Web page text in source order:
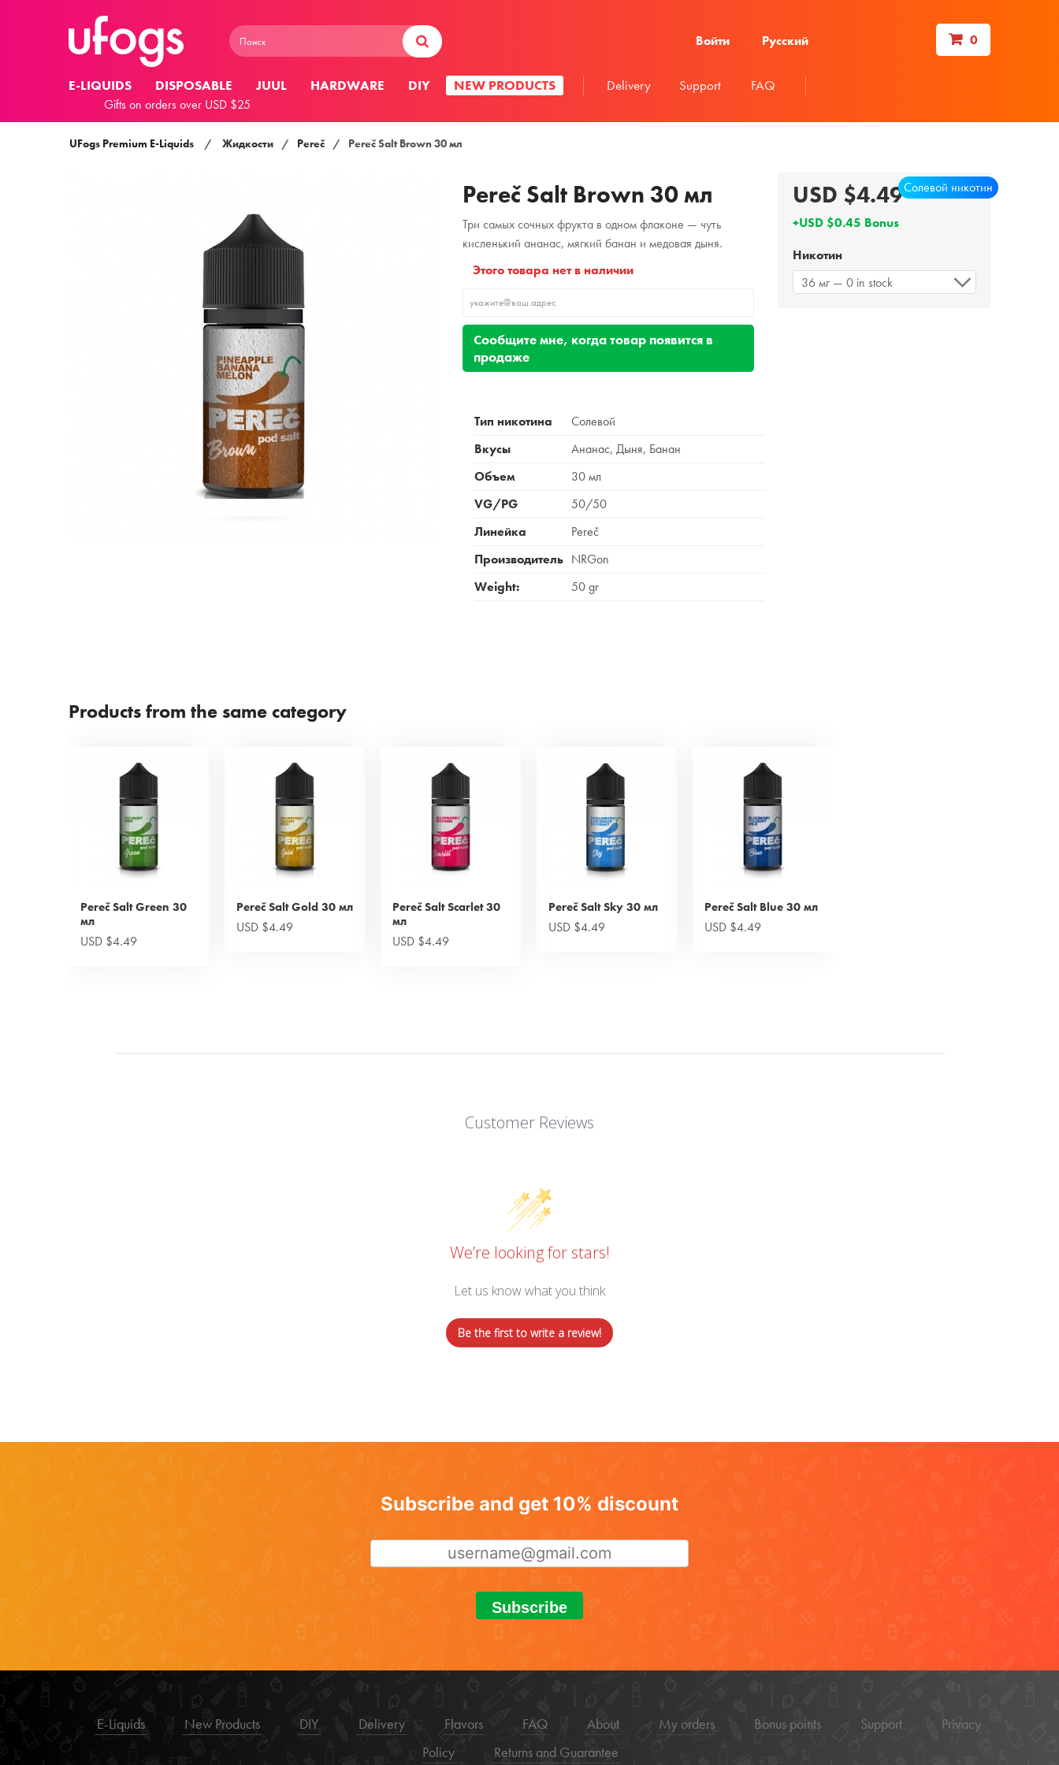
Войти Русский 0
E-LIQUIDS DISPOSABLE JUUL HARDWARE DIY NEW PRODUCTS Delivery Support FAQ
Gifts on orders over USD $25
UFogs Premium E-Liquids / Жидкости / Pereč / Pereč Salt Brown 30 мл
Pereč Salt Brown 30 мл
Три самых сочных фрукта в одном флаконе — чуть
кисленький ананас, мягкий банан и медовая дыня.
Этого товара нет в наличии
Сообщите мне, когда товар появится в
продаже
Тип никотина
Солевой
Вкусы
Ананас, Дыня, Банан
Объем
30 мл
VG/PG
50/50
Линейка
Pereč
Производитель NRGon
Weight:
50 gr
USD $4.49
+USD $0.45 Bonus
Солевой никотин
Никотин
36 мг — 0 in stock
Products from the same category
Pereč Salt Green 30
мл
USD $4.49
Pereč Salt Gold 30 мл
USD $4.49
Pereč Salt Scarlet 30
мл
USD $4.49
Pereč Salt Sky 30 мл
USD $4.49
Pereč Salt Blue 30 мл
USD $4.49
Customer Reviews
We’re looking for stars!
Let us know what you think
Be the first to write a review!
Subscribe and get 10% discount
Subscribe
E-Liquids New Products DIY Delivery Flavors FAQ About My orders Bonus points Support
Privacy
Policy
Returns and Guarantee